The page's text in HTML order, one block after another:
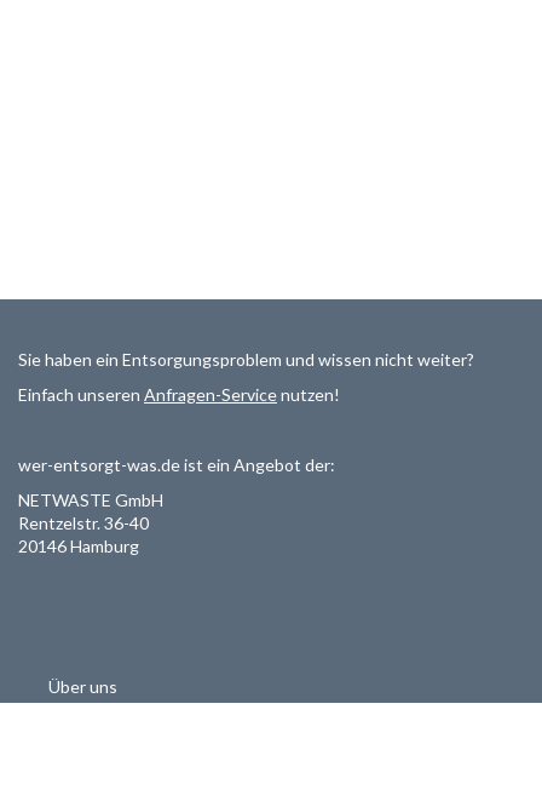
Sie haben ein Entsorgungsproblem und wissen nicht weiter?
Einfach unseren Anfragen-Servicenutzen!
wer-entsorgt-was.de ist ein Angebot der:
NETWASTE GmbH
Rentzelstr. 36-40
20146 Hamburg
Über uns